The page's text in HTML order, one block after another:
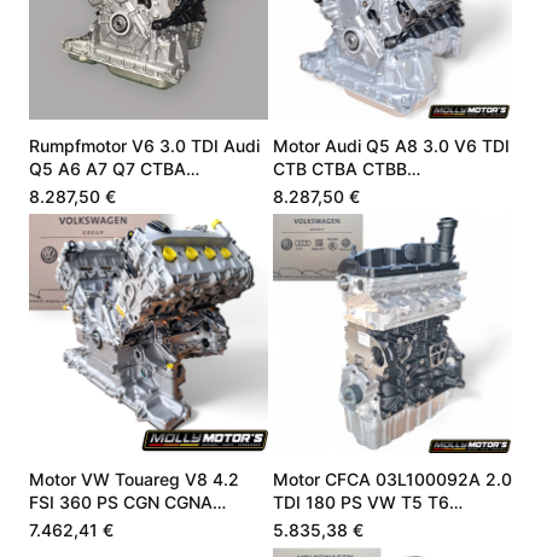
Rumpfmotor V6 3.0 TDI Audi
Q5 A6 A7 Q7 CTBA
059100099Q
8.287,50 €
Motor Audi Q5 A8 3.0 V6 TDI
CTB CTBA CTBB
059100099Q
8.287,50 €
Motor VW Touareg V8 4.2
FSI 360 PS CGN CGNA
079100032F
7.462,41 €
Motor CFCA 03L100092A 2.0
TDI 180 PS VW T5 T6
Transporter
5.835,38 €